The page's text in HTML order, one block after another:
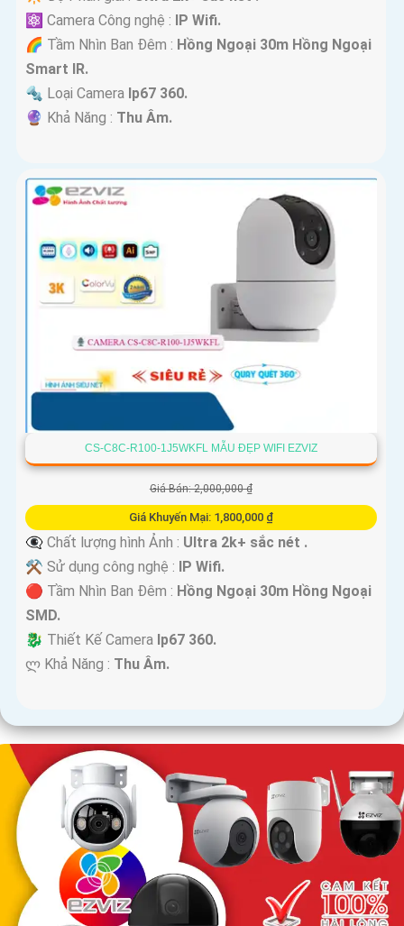
⚛️ Camera Công nghệ :
IP Wifi.
🌈 Tầm Nhìn Ban Đêm : Hồng Ngoại 30m Hồng Ngoại
Smart IR.
🔩 Loại Camera Ip67 360.
️🔮 Khả Năng : Thu Âm.
CS-C8C-R100-1J5WKFL MẪU ĐẸP WIFI EZVIZ
Giá Bán: 2,000,000 ₫
Giá Khuyến Mại: 1,800,000 ₫
👁️‍🗨 Chất lượng hình Ảnh : Ultra 2k+ sắc nét .
⚒ Sử dụng công nghệ :
IP Wifi.
🔴 Tầm Nhìn Ban Đêm : Hồng Ngoại 30m Hồng Ngoại
SMD.
🐉️ Thiết Kế Camera Ip67 360.
️ლ Khả Năng : Thu Âm.